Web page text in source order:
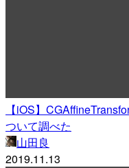
【iOS】
ついて調べた
山田良
2019.11.13